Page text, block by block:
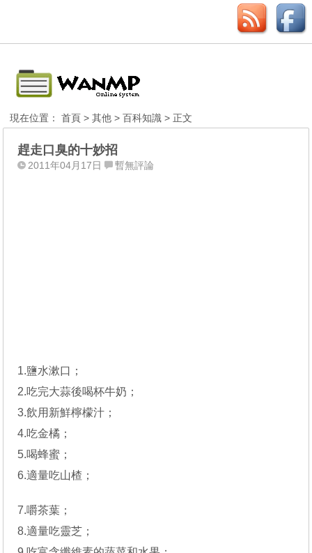
現在位置：首頁 >其他 >百科知識 > 正文
趕走口臭的十妙招
2011年04月17日 暫無評論
1.鹽水漱口；
2.吃完大蒜後喝杯牛奶；
3.飲用新鮮檸檬汁；
4.吃金橘；
5.喝蜂蜜；
6.適量吃山楂；
7.嚼茶葉；
8.適量吃靈芝；